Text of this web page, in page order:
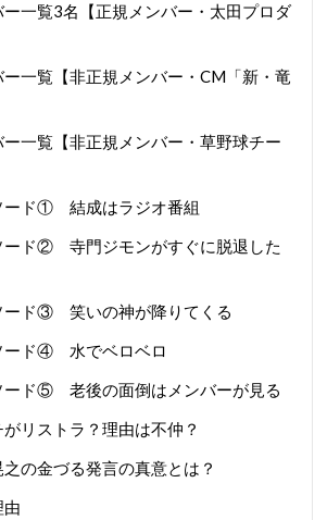
一覧3名【正規メンバー・太田プロダ
一覧【非正規メンバー・CM「新・竜
一覧【非正規メンバー・草野球チー
ード① 結成はラジオ番組
ード② 寺門ジモンがすぐに脱退した
ード③ 笑いの神が降りてくる
ード④ 水でベロベロ
ード⑤ 老後の面倒はメンバーが見る
リストラ？理由は不仲？
の金づる発言の真意とは？
由